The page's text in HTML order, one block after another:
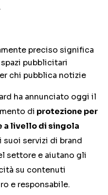
preciso significa
pubblicitari
chi pubblica notizie
ha annunciato oggi il
di protezione per
a livello di singola
suoi servizi di brand
settore e aiutano gli
su contenuti
e responsabile.